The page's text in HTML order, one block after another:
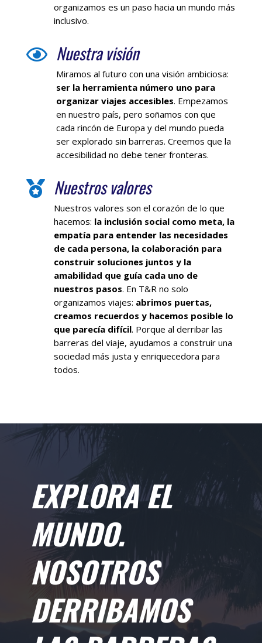
organizamos es un paso hacia un mundo más
inclusivo.
 Nuestra visión
Miramos al futuro con una visión ambiciosa:
ser la herramienta número uno para
organizar viajes accesibles. Empezamos
en nuestro país, pero soñamos con que
cada rincón de Europa y del mundo pueda
ser explorado sin barreras. Creemos que la
accesibilidad no debe tener fronteras.
 Nuestros valores
Nuestros valores son el corazón de lo que
hacemos: la inclusión social como meta, la
empatía para entender las necesidades
de cada persona, la colaboración para
construir soluciones juntos y la
amabilidad que guía cada uno de
nuestros pasos. En T&R no solo
organizamos viajes: abrimos puertas,
creamos recuerdos y hacemos posible lo
que parecía difícil. Porque al derribar las
barreras del viaje, ayudamos a construir una
sociedad más justa y enriquecedora para
todos.
EXPLORA EL
MUNDO.
NOSOTROS
DERRIBAMOS